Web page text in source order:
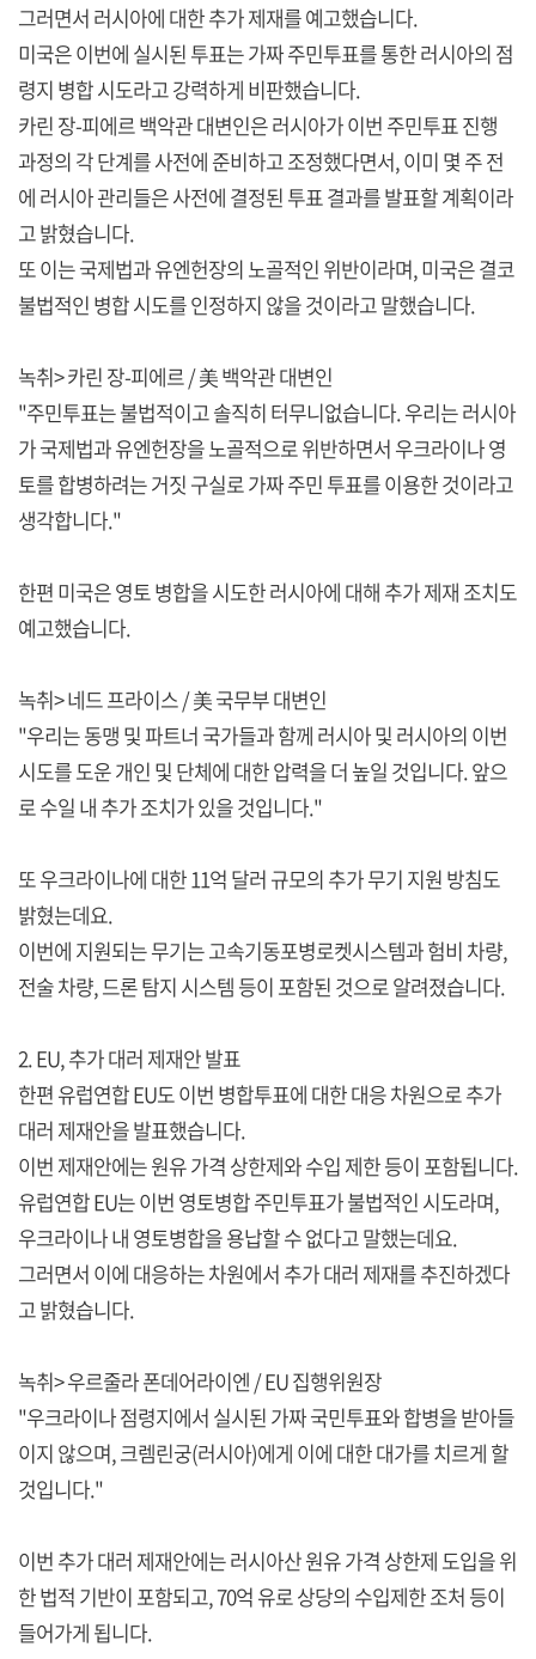
그러면서 러시아에 대한 추가 제재를 예고했습니다.
미국은 이번에 실시된 투표는 가짜 주민투표를 통한 러시아의 점
령지 병합 시도라고 강력하게 비판했습니다.
카린 장-피에르 백악관 대변인은 러시아가 이번 주민투표 진행
과정의 각 단계를 사전에 준비하고 조정했다면서, 이미 몇 주 전
에 러시아 관리들은 사전에 결정된 투표 결과를 발표할 계획이라
고 밝혔습니다.
또 이는 국제법과 유엔헌장의 노골적인 위반이라며, 미국은 결코
불법적인 병합 시도를 인정하지 않을 것이라고 말했습니다.
녹취> 카린 장-피에르 / 美 백악관 대변인
"주민투표는 불법적이고 솔직히 터무니없습니다. 우리는 러시아
가 국제법과 유엔헌장을 노골적으로 위반하면서 우크라이나 영
토를 합병하려는 거짓 구실로 가짜 주민 투표를 이용한 것이라고
생각합니다."
한편 미국은 영토 병합을 시도한 러시아에 대해 추가 제재 조치도
예고했습니다.
녹취> 네드 프라이스 / 美 국무부 대변인
"우리는 동맹 및 파트너 국가들과 함께 러시아 및 러시아의 이번
시도를 도운 개인 및 단체에 대한 압력을 더 높일 것입니다. 앞으
로 수일 내 추가 조치가 있을 것입니다."
또 우크라이나에 대한 11억 달러 규모의 추가 무기 지원 방침도
밝혔는데요.
이번에 지원되는 무기는 고속기동포병로켓시스템과 험비 차량,
전술 차량, 드론 탐지 시스템 등이 포함된 것으로 알려졌습니다.
2. EU, 추가 대러 제재안 발표
한편 유럽연합 EU도 이번 병합투표에 대한 대응 차원으로 추가
대러 제재안을 발표했습니다.
이번 제재안에는 원유 가격 상한제와 수입 제한 등이 포함됩니다.
유럽연합 EU는 이번 영토병합 주민투표가 불법적인 시도라며,
우크라이나 내 영토병합을 용납할 수 없다고 말했는데요.
그러면서 이에 대응하는 차원에서 추가 대러 제재를 추진하겠다
고 밝혔습니다.
녹취> 우르줄라 폰데어라이엔 / EU 집행위원장
"우크라이나 점령지에서 실시된 가짜 국민투표와 합병을 받아들
이지 않으며, 크렘린궁(러시아)에게 이에 대한 대가를 치르게 할
것입니다."
이번 추가 대러 제재안에는 러시아산 원유 가격 상한제 도입을 위
한 법적 기반이 포함되고, 70억 유로 상당의 수입제한 조처 등이
들어가게 됩니다.